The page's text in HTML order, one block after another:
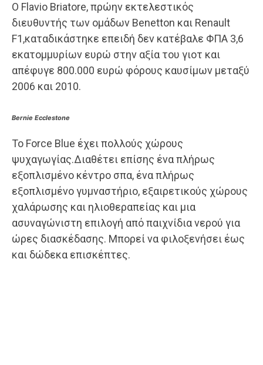
Ο Flavio Briatore, πρώην εκτελεστικός
διευθυντής των ομάδων Benetton και Renault
F1,καταδικάστηκε επειδή δεν κατέβαλε ΦΠΑ 3,6
εκατομμυρίων ευρώ στην αξία του γιοτ και
απέφυγε 800.000 ευρώ φόρους καυσίμων μεταξύ
2006 και 2010.
Bernie Ecclestone
Το Force Blue έχει πολλούς χώρους
ψυχαγωγίας.Διαθέτει επίσης ένα πλήρως
εξοπλισμένο κέντρο σπα, ένα πλήρως
εξοπλισμένο γυμναστήριο, εξαιρετικούς χώρους
χαλάρωσης και ηλιοθεραπείας και μια
ασυναγώνιστη επιλογή από παιχνίδια νερού για
ώρες διασκέδασης. Μπορεί να φιλοξενήσει έως
και δώδεκα επισκέπτες.